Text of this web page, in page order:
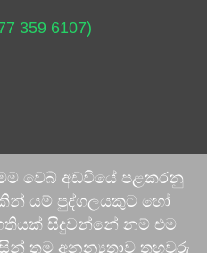
359 6107)
මෙම වෙබ් අඩවියේ පළකරනු
යම් පුද්ගලයකුට හෝ
සිදුවන්නේ නම් එම
තම අනන්‍යතාව තහවුරු